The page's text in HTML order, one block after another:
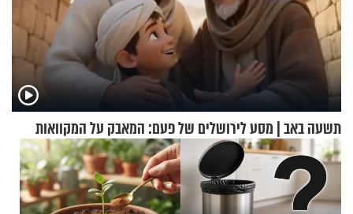
תשעה באב | מסע לירושלים של פעם: המאבק על המקוואות